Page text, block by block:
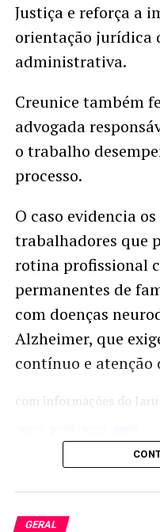
Justiça e reforça a
orientação jurídica
administrativa.
Creunice também
advogada
o trabalho
processo.
O caso evidencia
trabalhadores que
rotina profissional
permanentes de
com doenças
Alzheimer, que
contínuo e atenção
com informações do
Twitter
GERAL